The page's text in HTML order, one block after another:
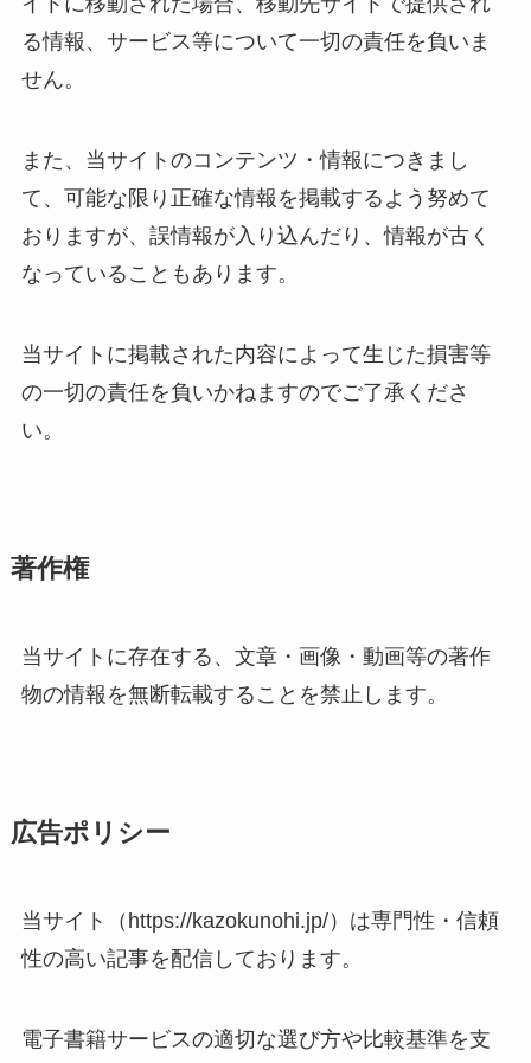
る情報、サービス等について一切の責任を負いま
せん。
また、当サイトのコンテンツ・情報につきまし
て、可能な限り正確な情報を掲載するよう努めて
おりますが、誤情報が入り込んだり、情報が古く
なっていることもあります。
当サイトに掲載された内容によって生じた損害等
の一切の責任を負いかねますのでご了承くださ
い。
著作権
当サイトに存在する、文章・画像・動画等の著作
物の情報を無断転載することを禁止します。
広告ポリシー
当サイト（https://kazokunohi.jp/）は専門性・信頼
性の高い記事を配信しております。
電子書籍サービスの適切な選び方や比較基準を支